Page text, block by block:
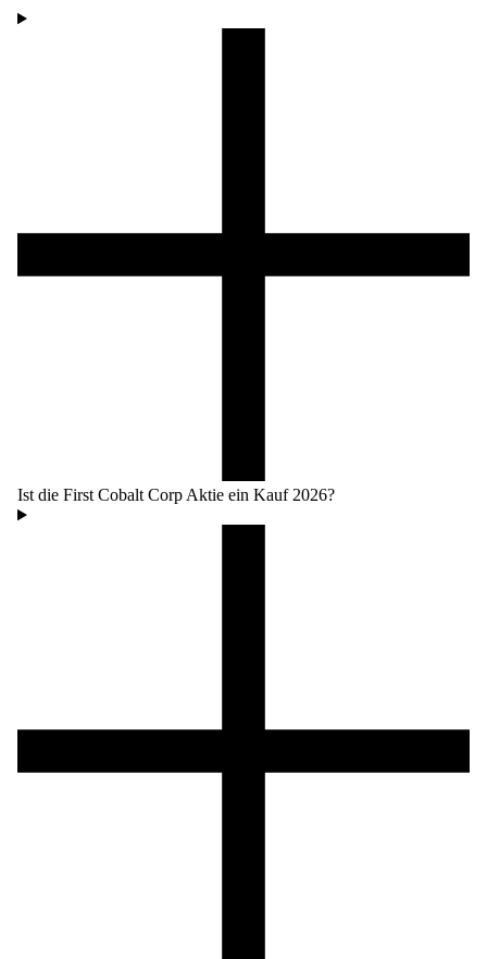
Ist die First Cobalt Corp Aktie ein Kauf 2026?